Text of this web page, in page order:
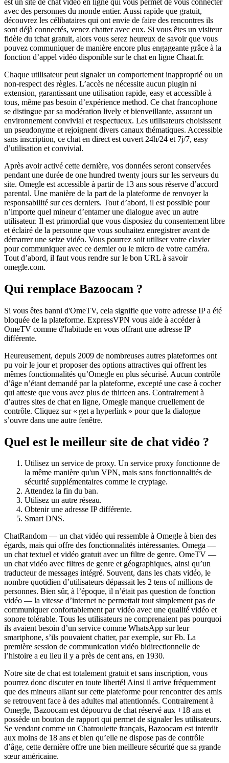
avec des personnes du monde entier. Aussi rapide que gratuit,
découvrez les célibataires qui ont envie de faire des rencontres ils
sont déjà connectés, venez chatter avec eux. Si vous êtes un visiteur
fidèle du tchat gratuit, alors vous serez heureux de savoir que vous
pouvez communiquer de manière encore plus engageante grâce à la
fonction d’appel vidéo disponible sur le chat en ligne Chaat.fr.
Chaque utilisateur peut signaler un comportement inapproprié ou un
non-respect des règles. L’accès ne nécessite aucun plugin ni
extension, garantissant une utilisation rapide, easy et accessible à
tous, même pas besoin d’expérience method. Ce chat francophone
se distingue par sa modération lively et bienveillante, assurant un
environnement convivial et respectueux. Les utilisateurs choisissent
un pseudonyme et rejoignent divers canaux thématiques. Accessible
sans inscription, ce chat en direct est ouvert 24h/24 et 7j/7, easy
d’utilisation et convivial.
Après avoir activé cette dernière, vos données seront conservées
pendant une durée de one hundred twenty jours sur les serveurs du
site. Omegle est accessible à partir de 13 ans sous réserve d’accord
parental. Une manière de la part de la plateforme de renvoyer la
responsabilité sur ces derniers. Tout d’abord, il est possible pour
n’importe quel mineur d’entamer une dialogue avec un autre
utilisateur. Il est primordial que vous disposiez du consentement libre
et éclairé de la personne que vous souhaitez enregistrer avant de
démarrer une seize vidéo. Vous pourrez soit utiliser votre clavier
pour communiquer avec ce dernier ou le micro de votre caméra.
Tout d’abord, il faut vous rendre sur le bon URL à savoir
omegle.com.
Qui remplace Bazoocam ?
Si vous êtes banni d'OmeTV, cela signifie que votre adresse IP a été
bloquée de la plateforme. ExpressVPN vous aide à accéder à
OmeTV comme d'habitude en vous offrant une adresse IP
différente.
Heureusement, depuis 2009 de nombreuses autres plateformes ont
pu voir le jour et proposer des options attractives qui offrent les
mêmes fonctionnalités qu’Omegle en plus sécurisé. Aucun contrôle
d’âge n’étant demandé par la plateforme, excepté une case à cocher
qui atteste que vous avez plus de thirteen ans. Contrairement à
d’autres sites de chat en ligne, Omegle manque cruellement de
contrôle. Cliquez sur « get a hyperlink » pour que la dialogue
s’ouvre dans une autre fenêtre.
Quel est le meilleur site de chat vidéo ?
Utilisez un service de proxy. Un service proxy fonctionne de
la même manière qu'un VPN, mais sans fonctionnalités de
sécurité supplémentaires comme le cryptage.
Attendez la fin du ban.
Utilisez un autre réseau.
Obtenir une adresse IP différente.
Smart DNS.
ChatRandom — un chat vidéo qui ressemble à Omegle à bien des
égards, mais qui offre des fonctionnalités intéressantes. Omega —
un chat textuel et vidéo gratuit avec un filtre de genre. OmeTV —
un chat vidéo avec filtres de genre et géographiques, ainsi qu’un
traducteur de messages intégré. Souvent, dans les chats vidéo, le
nombre quotidien d’utilisateurs dépassait les 2 tens of millions de
personnes. Bien sûr, à l’époque, il n’était pas question de fonction
vidéo — la vitesse d’internet ne permettait tout simplement pas de
communiquer confortablement par vidéo avec une qualité vidéo et
sonore tolérable. Tous les utilisateurs ne comprenaient pas pourquoi
ils avaient besoin d’un service comme WhatsApp sur leur
smartphone, s’ils pouvaient chatter, par exemple, sur Fb. La
première session de communication vidéo bidirectionnelle de
l’histoire a eu lieu il y a près de cent ans, en 1930.
Notre site de chat est totalement gratuit et sans inscription, vous
pourrez donc discuter en toute liberté! Ainsi il arrive fréquemment
que des mineurs allant sur cette plateforme pour rencontrer des amis
se retrouvent face à des adultes mal attentionnés. Contrairement à
Omegle, Bazoocam est dépourvu de chat réservé aux +18 ans et
possède un bouton de rapport qui permet de signaler les utilisateurs.
Se vendant comme un Chatroulette français, Bazoocam est interdit
aux moins de 18 ans et bien qu’elle ne dispose pas de contrôle
d’âge, cette dernière offre une bien meilleure sécurité que sa grande
sœur américaine.